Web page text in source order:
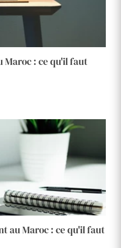
Maroc : ce qu'il faut
au Maroc : ce qu'il faut